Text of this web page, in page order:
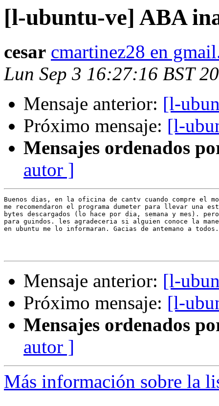
[l-ubuntu-ve] ABA
cesar cmartinez28 en
Lun Sep 3 16:27:16 BST
Mensaje anterior: [l-
Próximo mensaje: [l-
Mensajes ordenados
autor ]
Buenos dias, en la oficina de cantv cuando compre el
me recomendaron el programa dumeter para llevar una
bytes descargados (lo hace por dia, semana y mes).
para guindos. les agradeceria si alguien conoce la
en ubuntu me lo informaran. Gacias de antemano a todos.
Mensaje anterior: [l-
Próximo mensaje: [l-
Mensajes ordenados
autor ]
Más información sobre la